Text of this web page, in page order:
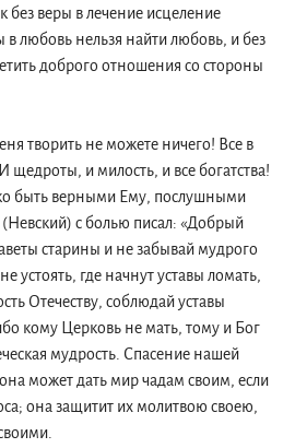
без веры в лечение исцеление
в любовь нельзя найти любовь, и без
доброго отношения со стороны
творить не можете ничего! Все в
щедроты, и милость, и все богатства!
быть верными Ему, послушными
с болью писал: «Добрый
старины и не забывай мудрого
устоять, где начнут уставы ломать,
Отечеству, соблюдай уставы
кому Церковь не мать, тому и Бог
мудрость. Спасение нашей
может дать мир чадам своим, если
она защитит их молитвою своею,